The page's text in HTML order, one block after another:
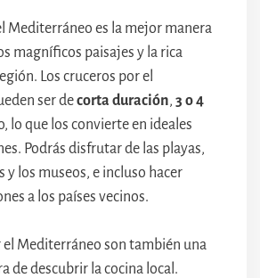
Mediterráneo es la mejor manera
magníficos paisajes y la rica
Los cruceros por el
ser decorta duración, 3 o 4
lo que los convierte en ideales
Podrás disfrutar de las playas,
y los museos, e incluso hacer
a los países vecinos.
el Mediterráneo son también una
de descubrir la cocina local.